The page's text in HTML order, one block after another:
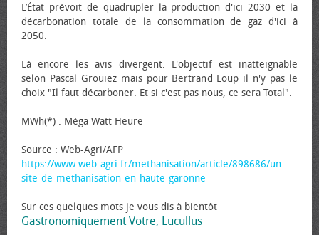
L’État prévoit de quadrupler la production d'ici 2030 et la
décarbonation totale de la consommation de gaz d'ici à
2050.
Là encore les avis divergent. L'objectif est inatteignable
selon Pascal Grouiez mais pour Bertrand Loup il n'y pas le
choix "Il faut décarboner. Et si c'est pas nous, ce sera Total".
MWh(*) : Méga Watt Heure
Source : Web-Agri/AFP
https://www.web-agri.fr/methanisation/article/898686/un-
site-de-methanisation-en-haute-garonne
Sur ces quelques mots je vous dis à bientôt
Gastronomiquement Votre, Lucullus